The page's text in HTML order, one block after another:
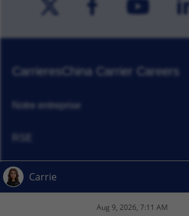
CarrieresChina Carrier Careers
Notre entreprise
Actualités